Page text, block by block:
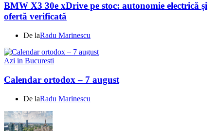
BMW X3 30e xDrive pe stoc: autonomie electrică și
ofertă verificată
De laRadu Marinescu
Azi in Bucuresti
Calendar ortodox – 7 august
De laRadu Marinescu